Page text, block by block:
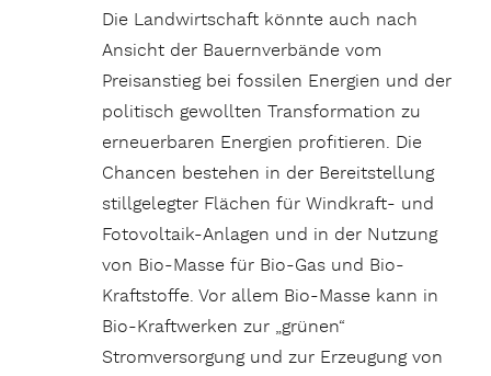
Die Landwirtschaft könnte auch nach
Ansicht der Bauernverbände vom
Preisanstieg bei fossilen Energien und der
politisch gewollten Transformation zu
erneuerbaren Energien profitieren. Die
Chancen bestehen in der Bereitstellung
stillgelegter Flächen für Windkraft- und
Fotovoltaik-Anlagen und in der Nutzung
von Bio-Masse für Bio-Gas und Bio-
Kraftstoffe. Vor allem Bio-Masse kann in
Bio-Kraftwerken zur „grünen“
Stromversorgung und zur Erzeugung von